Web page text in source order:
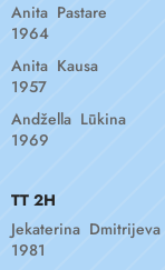
Anita Pastare
1964
Anita Kausa
1957
Andžella Lūkina
1969
TT 2H
Jekaterina Dmitrijeva
1981